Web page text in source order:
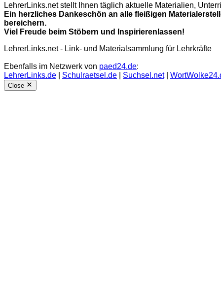
LehrerLinks.net stellt Ihnen täglich aktuelle Materialien,
Ein herzliches Dankeschön an alle fleißigen
bereichern.
Viel Freude beim Stöbern und Inspirierenlassen!
LehrerLinks.net - Link- und Materialsammlung für Lehrkräfte
Ebenfalls im Netzwerk von paed24.de:
LehrerLinks.de
Schulraetsel.de Suchsel.net|
Close